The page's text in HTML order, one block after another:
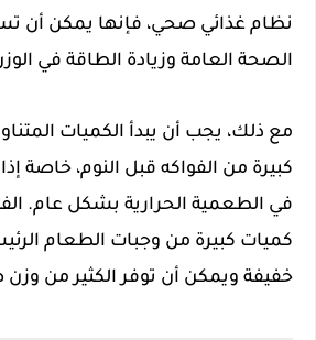
نظام غذائي صحي، فإنها يمكن أن
الصحة العامة وزيادة الطاقة في
مع ذلك، يجب أن يبدأ الكميات
كبيرة من الفواكه قبل النوم، خاصة
في الطعمية الحرارية بشكل عام.
كميات كبيرة من وجبات الطعام
خفيفة ويمكن أن توفر الكثير من